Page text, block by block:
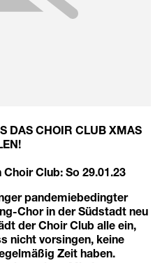
DAS CHOIR CLUB XMAS
Club: So 29.01.23
pandemiebedingter
Chor in der Südstadt neu
der Choir Club alle ein,
nicht vorsingen, keine
Zeit haben.